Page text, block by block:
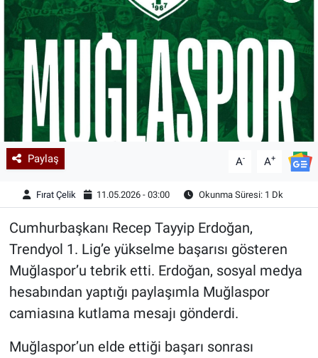
Paylaş A- A+
Fırat Çelik 11.05.2026 - 03:00 Okunma Süresi: 1 Dk
Cumhurbaşkanı Recep Tayyip Erdoğan,
Trendyol 1. Lig’e yükselme başarısı gösteren
Muğlaspor’u tebrik etti. Erdoğan, sosyal medya
hesabından yaptığı paylaşımla Muğlaspor
camiasına kutlama mesajı gönderdi.
Muğlaspor’un elde ettiği başarı sonrası
Siyaset
Teknoloji
Yazarlar
Astroloji-Rüya